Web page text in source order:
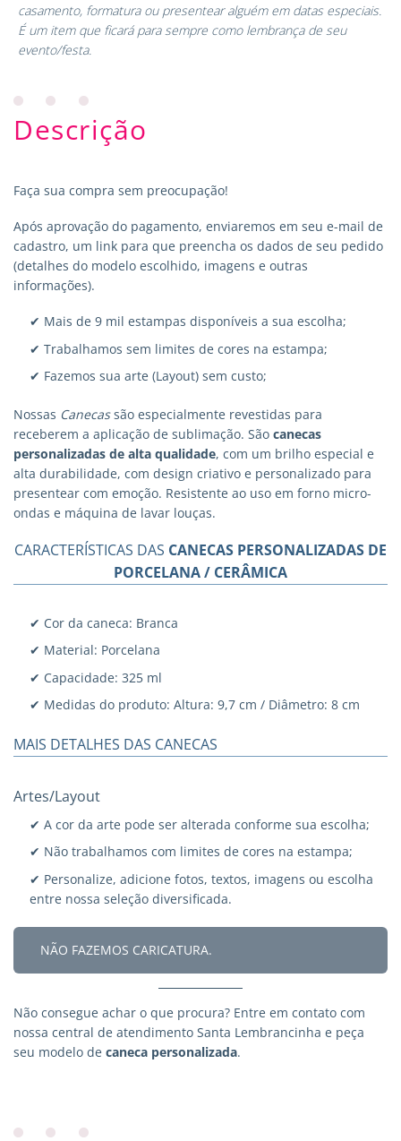
casamento, formatura ou presentear alguém em datas especiais.
É um item que ficará para sempre como lembrança de seu
evento/festa.
Descrição
Faça sua compra sem preocupação!
Após aprovação do pagamento, enviaremos em seu e-mail de
cadastro, um link para que preencha os dados de seu pedido
(detalhes do modelo escolhido, imagens e outras
informações).
✔ Mais de 9 mil estampas disponíveis a sua escolha;
✔ Trabalhamos sem limites de cores na estampa;
✔ Fazemos sua arte (Layout) sem custo;
Nossas Canecassão especialmente revestidas para
receberem a aplicação de sublimação. São canecas
personalizadas de alta qualidade, com um brilho especial e
alta durabilidade, com design criativo e personalizado para
presentear com emoção. Resistente ao uso em forno micro-
ondas e máquina de lavar louças.
CARACTERÍSTICAS DAS CANECAS PERSONALIZADAS DE
PORCELANA / CERÂMICA
✔ Cor da caneca: Branca
✔ Material: Porcelana
✔ Capacidade: 325 ml
✔ Medidas do produto: Altura: 9,7 cm / Diâmetro: 8 cm
MAIS DETALHES DAS CANECAS
Artes/Layout
✔ A cor da arte pode ser alterada conforme sua escolha;
✔ Não trabalhamos com limites de cores na estampa;
✔ Personalize, adicione fotos, textos, imagens ou escolha
entre nossa seleção diversificada.
NÃO FAZEMOS CARICATURA.
Não consegue achar o que procura? Entre em contato com
nossa central de atendimento Santa Lembrancinha e peça
seu modelo de caneca personalizada.